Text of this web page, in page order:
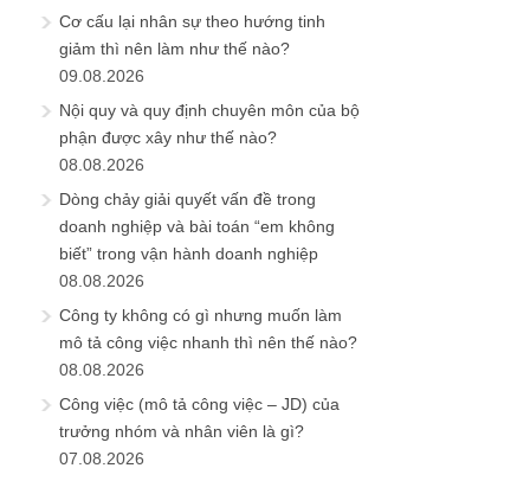
Cơ cấu lại nhân sự theo hướng tinh
giảm thì nên làm như thế nào?
09.08.2026
Nội quy và quy định chuyên môn của bộ
phận được xây như thế nào?
08.08.2026
Dòng chảy giải quyết vấn đề trong
doanh nghiệp và bài toán “em không
biết” trong vận hành doanh nghiệp
08.08.2026
Công ty không có gì nhưng muốn làm
mô tả công việc nhanh thì nên thế nào?
08.08.2026
Công việc (mô tả công việc – JD) của
trưởng nhóm và nhân viên là gì?
07.08.2026